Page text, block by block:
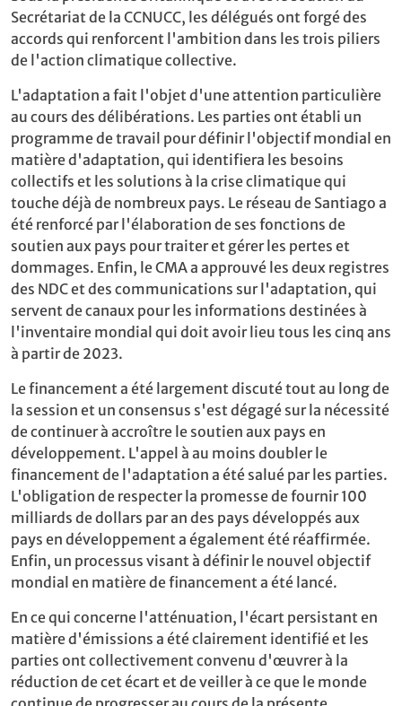
Secrétariat de la CCNUCC, les délégués ont forgé des
accords qui renforcent l'ambition dans les trois piliers
de l'action climatique collective.
L'adaptation a fait l'objet d'une attention particulière
au cours des délibérations. Les parties ont établi un
programme de travail pour définir l'objectif mondial en
matière d'adaptation, qui identifiera les besoins
collectifs et les solutions à la crise climatique qui
touche déjà de nombreux pays. Le réseau de Santiago a
été renforcé par l'élaboration de ses fonctions de
soutien aux pays pour traiter et gérer les pertes et
dommages. Enfin, le CMA a approuvé les deux registres
des NDC et des communications sur l'adaptation, qui
servent de canaux pour les informations destinées à
l'inventaire mondial qui doit avoir lieu tous les cinq ans
à partir de 2023.
Le financement a été largement discuté tout au long de
la session et un consensus s'est dégagé sur la nécessité
de continuer à accroître le soutien aux pays en
développement. L'appel à au moins doubler le
financement de l'adaptation a été salué par les parties.
L'obligation de respecter la promesse de fournir 100
milliards de dollars par an des pays développés aux
pays en développement a également été réaffirmée.
Enfin, un processus visant à définir le nouvel objectif
mondial en matière de financement a été lancé.
En ce qui concerne l'atténuation, l'écart persistant en
matière d'émissions a été clairement identifié et les
parties ont collectivement convenu d'œuvrer à la
réduction de cet écart et de veiller à ce que le monde